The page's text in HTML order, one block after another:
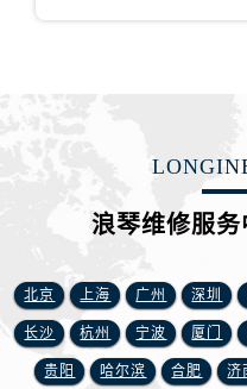
浪琴维修服
北京 上海 广州 深圳
长沙 杭州 宁波 厦门
贵阳 哈尔滨 合肥 济